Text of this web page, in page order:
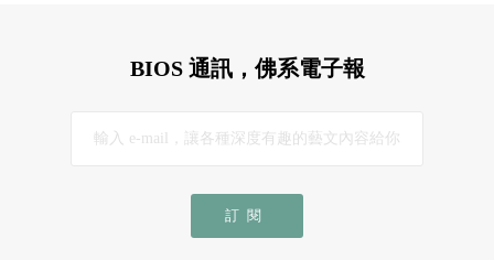
BIOS 通訊，佛系電子報
訂閱